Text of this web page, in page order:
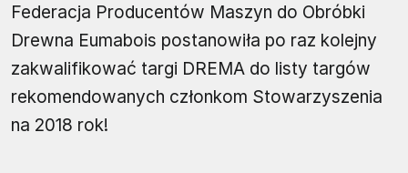
Federacja Producentów Maszyn do Obróbki
Drewna Eumabois postanowiła po raz kolejny
zakwalifikować targi DREMA do listy targów
rekomendowanych członkom Stowarzyszenia
na 2018 rok!